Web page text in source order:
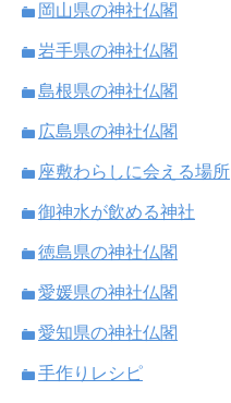
岡山県の神社仏閣
岩手県の神社仏閣
島根県の神社仏閣
広島県の神社仏閣
座敷わらしに会える場所
御神水が飲める神社
徳島県の神社仏閣
愛媛県の神社仏閣
愛知県の神社仏閣
手作りレシピ